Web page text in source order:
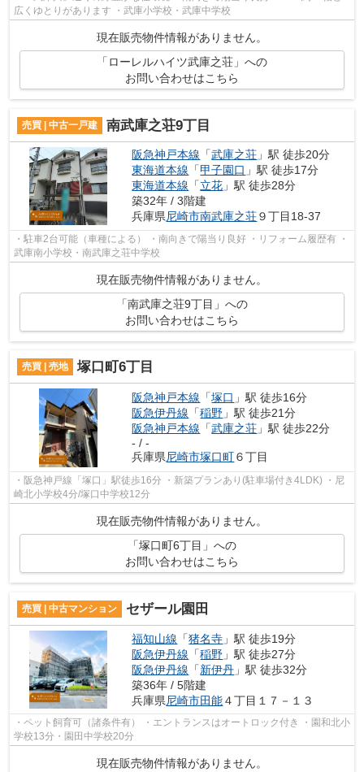
広くゆとりがあります ・武庫小学校・武庫中学校
現在販売物件情報がありません。
「ローレルハイツ武庫之荘」への
お問い合わせはこちら
売買 | 中古一戸建 南武庫之荘9丁目
阪急神戸本線 「武庫之荘 」駅 徒歩20分
東海道本線 「甲子園口 」駅 徒歩17分
東海道本線 「立花 」駅 徒歩28分
築32年 / 3階建
兵庫県尼崎市南武庫之荘９丁目18-37
・駐車2台可能（車種による） ・南向きで陽当り良好 ・リフォーム履歴有 ・
武庫南小学校・南武庫之荘中学校
現在販売物件情報がありません。
「南武庫之荘9丁目」への
お問い合わせはこちら
売買 | 売地 塚口町6丁目
阪急神戸本線 「塚口 」駅 徒歩16分
阪急伊丹線 「稲野 」駅 徒歩21分
阪急神戸本線 「武庫之荘 」駅 徒歩22分
- / -
兵庫県尼崎市塚口町６丁目
・阪急神戸線「塚口」駅徒歩16分 ・新築プランあり(駐車場付き4LDK) ・尼
崎北小学校4分/塚口中学校12分
現在販売物件情報がありません。
「塚口町6丁目」への
お問い合わせはこちら
売買 | 中古マンション セザール園田
福知山線 「猪名寺 」駅 徒歩19分
阪急伊丹線 「稲野 」駅 徒歩27分
阪急伊丹線 「新伊丹 」駅 徒歩32分
築36年 / 5階建
兵庫県尼崎市田能４丁目１７－１３
・ペット飼育可（諸条件有） ・エントランスはオートロック付き ・園和北小
学校13分・園田中学校20分
現在販売物件情報がありません。